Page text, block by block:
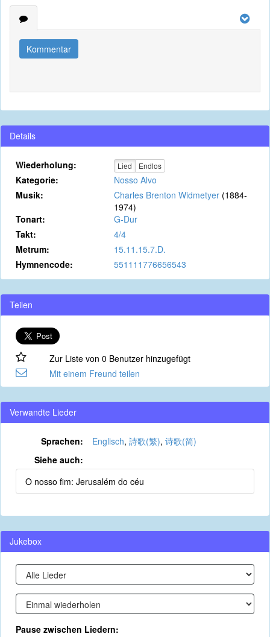
Kommentar
Details
Wiederholung: Lied Endlos
Kategorie:
Nosso Alvo
Musik:
Charles Brenton Widmetyer (1884-
1974)
Tonart:
G-Dur
Takt:
4/4
Metrum:
15.11.15.7.D.
Hymnencode:
551111776656543
Teilen
Zur Liste von 0 Benutzer hinzugefügt
Mit einem Freund teilen
Verwandte Lieder
Sprachen: Englisch, 詩歌(繁), 诗歌(简)
Siehe auch:
O nosso fim: Jerusalém do céu
Jukebox
Pause zwischen Liedern: